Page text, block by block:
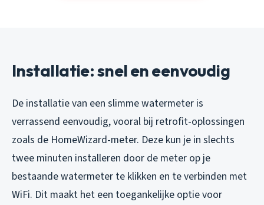
Installatie: snel en eenvoudig
De installatie van een slimme watermeter is
verrassend eenvoudig, vooral bij retrofit-oplossingen
zoals de HomeWizard-meter. Deze kun je in slechts
twee minuten installeren door de meter op je
bestaande watermeter te klikken en te verbinden met
WiFi. Dit maakt het een toegankelijke optie voor